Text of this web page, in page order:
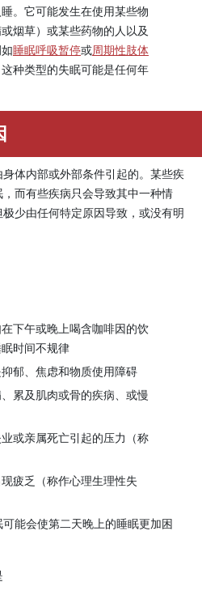
。它可能发生在使用某些物
烟草）或某些药物的人以及
睡眠呼吸暂停或周期性肢体
种类型的失眠可能是任何年
体内部或外部条件引起的。某些疾
而有些疾病只会导致其中一种情
少由任何特定原因导致，或没有明
下午或晚上喝含咖啡因的饮
时间不规律
郁、焦虑和物质使用障碍
累及肌肉或骨的疾病、或慢
或亲属死亡引起的压力（称
疲乏（称作心理生理性失
能会使第二天晚上的睡眠更加困